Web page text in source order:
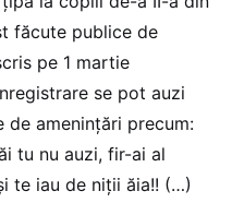
făcute publice de
pe 1 martie
se pot auzi
amenințări precum:
tu nu auzi, fir-ai al
te iau de niții ăia!! (…)